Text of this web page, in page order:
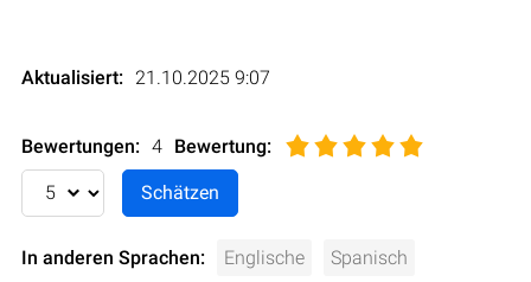
Aktualisiert: 21.10.2025 9:07
Bewertungen: 4 Bewertung:
In anderen Sprachen: Englische Spanisch